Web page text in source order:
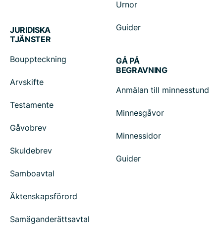
Urnor
Guider
JURIDISKA
TJÄNSTER
Bouppteckning
Arvskifte
Testamente
Gåvobrev
Skuldebrev
Samboavtal
Äktenskapsförord
Samäganderättsavtal
GÅ PÅ
BEGRAVNING
Anmälan till minnesstund
Minnesgåvor
Minnessidor
Guider